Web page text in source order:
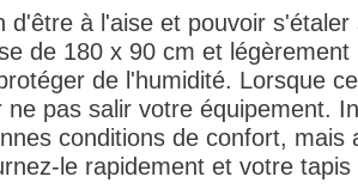
d'être à l'aise et pouvoir
de 180 x 90 cm et
de l'humidité. Lorsque
pas salir votre équipement.
conditions de confort,
le rapidement et votre